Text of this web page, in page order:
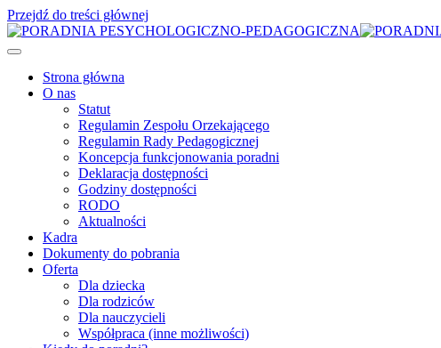
Przejdź do treści głównej
Strona główna
O nas
Statut
Regulamin Zespołu Orzekającego
Regulamin Rady Pedagogicznej
Koncepcja funkcjonowania poradni
Deklaracja dostępności
Godziny dostępności
RODO
Aktualności
Kadra
Dokumenty do pobrania
Oferta
Dla dziecka
Dla rodziców
Dla nauczycieli
Współpraca (inne możliwości)